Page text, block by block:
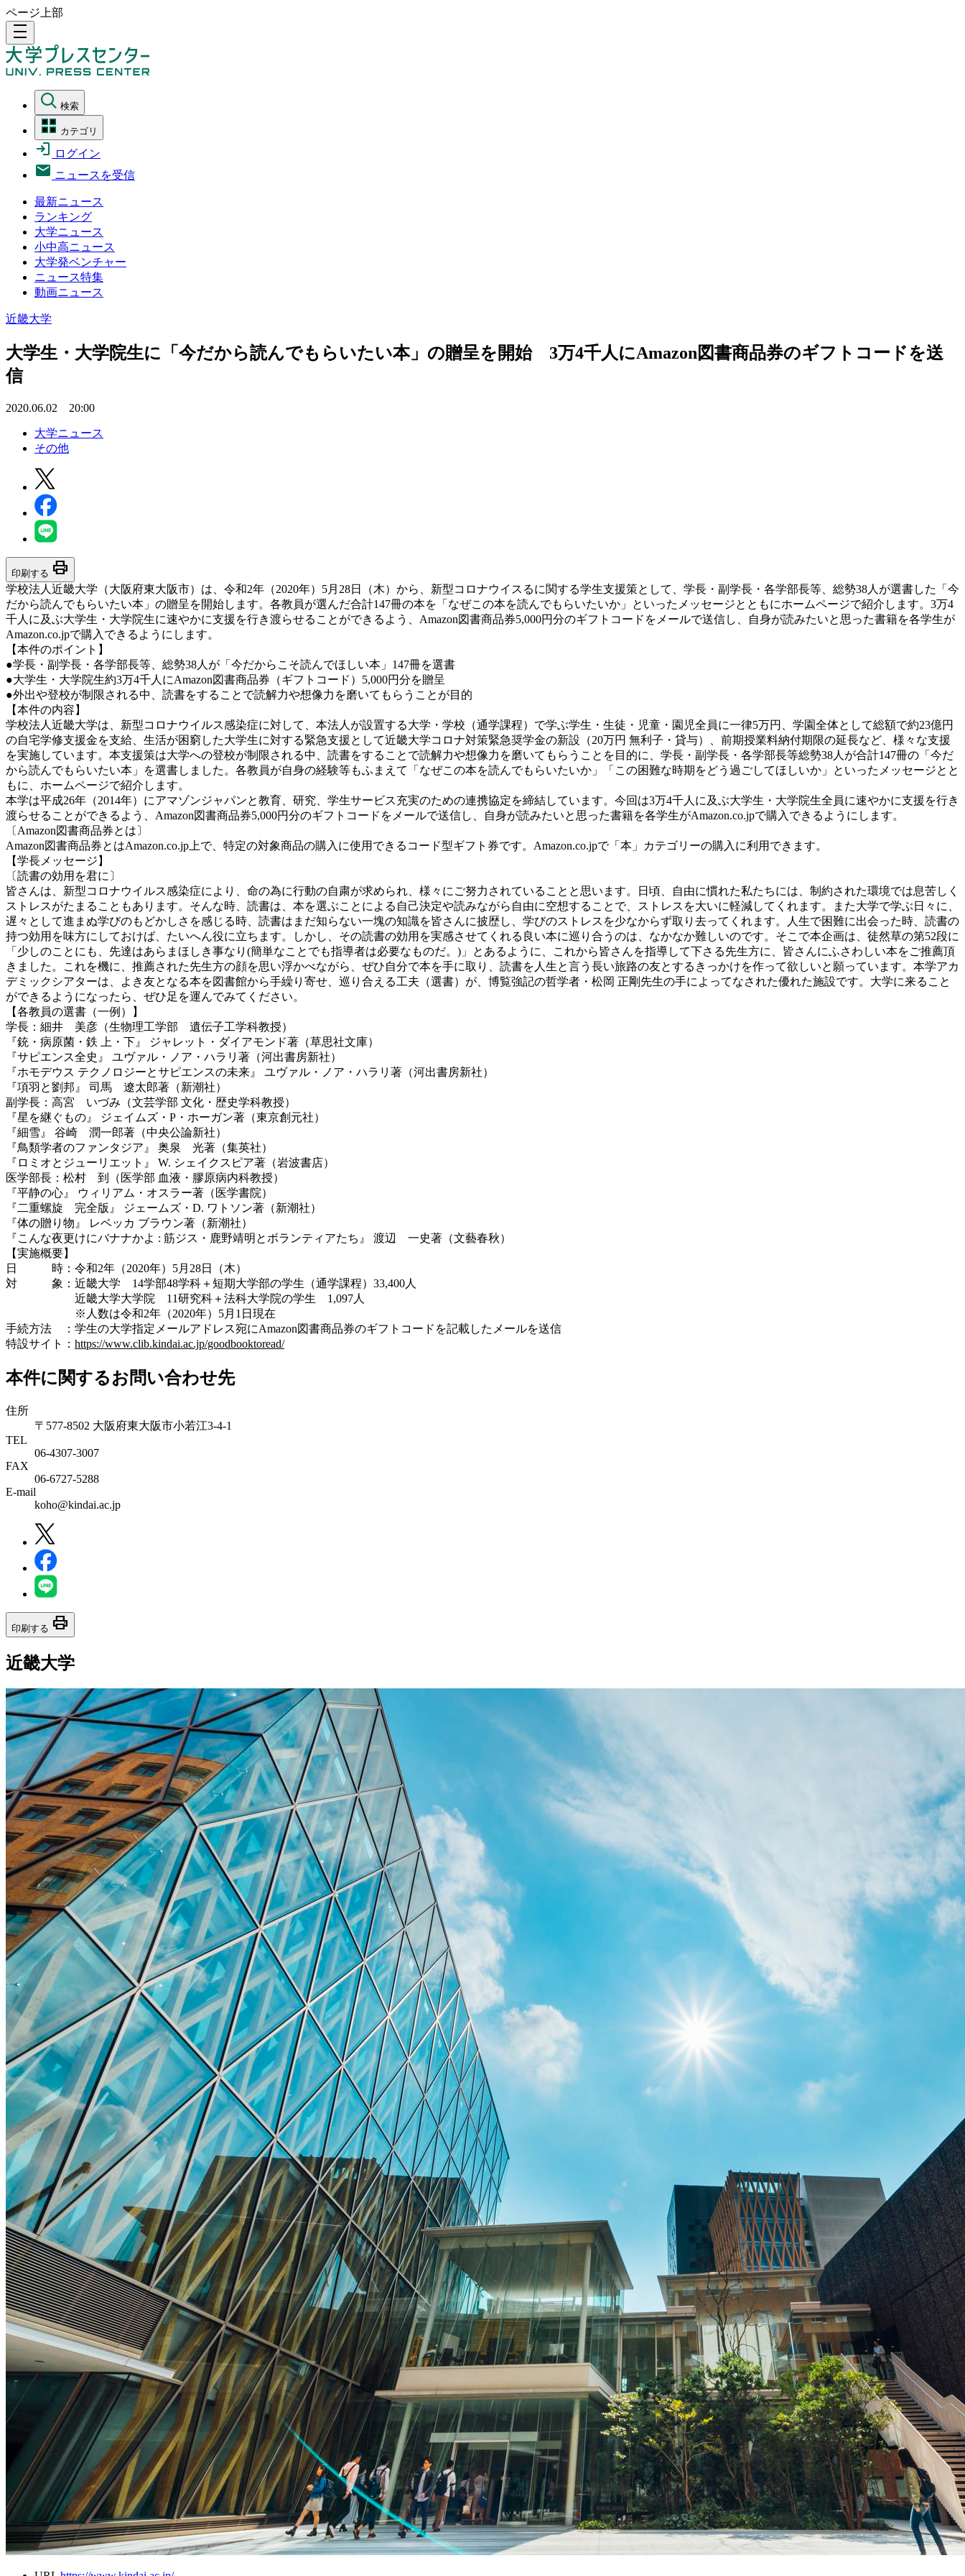
ページ上部
density_medium
検索
カテゴリ
ログイン
ニュースを受信
最新ニュース
ランキング
大学ニュース
小中高ニュース
大学発ベンチャー
ニュース特集
動画ニュース
近畿大学
大学生・大学院生に「今だから読んでもらいたい本」の贈呈を開始 3万4千人にAmazon図書商品券のギフトコードを送
信
2020.06.02 20:00
大学ニュース
その他
印刷する print
学校法人近畿大学（大阪府東大阪市）は、令和2年（2020年）5月28日（木）から、新型コロナウイスるに関する学生支援策として、学長・副学長・各学部長等、総勢38人が選書した「今
だから読んでもらいたい本」の贈呈を開始します。各教員が選んだ合計147冊の本を「なぜこの本を読んでもらいたいか」といったメッセージとともにホームページで紹介します。3万4
千人に及ぶ大学生・大学院生に速やかに支援を行き渡らせることができるよう、Amazon図書商品券5,000円分のギフトコードをメールで送信し、自身が読みたいと思った書籍を各学生が
Amazon.co.jpで購入できるようにします。
【本件のポイント】
●学長・副学長・各学部長等、総勢38人が「今だからこそ読んでほしい本」147冊を選書
●大学生・大学院生約3万4千人にAmazon図書商品券（ギフトコード）5,000円分を贈呈
●外出や登校が制限される中、読書をすることで読解力や想像力を磨いてもらうことが目的
【本件の内容】
学校法人近畿大学は、新型コロナウイルス感染症に対して、本法人が設置する大学・学校（通学課程）で学ぶ学生・生徒・児童・園児全員に一律5万円、学園全体として総額で約23億円
の自宅学修支援金を支給、生活が困窮した大学生に対する緊急支援として近畿大学コロナ対策緊急奨学金の新設（20万円 無利子・貸与）、前期授業料納付期限の延長など、様々な支援
を実施しています。本支援策は大学への登校が制限される中、読書をすることで読解力や想像力を磨いてもらうことを目的に、学長・副学長・各学部長等総勢38人が合計147冊の「今だ
から読んでもらいたい本」を選書しました。各教員が自身の経験等もふまえて「なぜこの本を読んでもらいたいか」「この困難な時期をどう過ごしてほしいか」といったメッセージとと
もに、ホームページで紹介します。
本学は平成26年（2014年）にアマゾンジャパンと教育、研究、学生サービス充実のための連携協定を締結しています。今回は3万4千人に及ぶ大学生・大学院生全員に速やかに支援を行き
渡らせることができるよう、Amazon図書商品券5,000円分のギフトコードをメールで送信し、自身が読みたいと思った書籍を各学生がAmazon.co.jpで購入できるようにします。
〔Amazon図書商品券とは〕
Amazon図書商品券とはAmazon.co.jp上で、特定の対象商品の購入に使用できるコード型ギフト券です。Amazon.co.jpで「本」カテゴリーの購入に利用できます。
【学長メッセージ】
〔読書の効用を君に〕
皆さんは、新型コロナウイルス感染症により、命の為に行動の自粛が求められ、様々にご努力されていることと思います。日頃、自由に慣れた私たちには、制約された環境では息苦しく
ストレスがたまることもあります。そんな時、読書は、本を選ぶことによる自己決定や読みながら自由に空想することで、ストレスを大いに軽減してくれます。また大学で学ぶ日々に、
遅々として進まぬ学びのもどかしさを感じる時、読書はまだ知らない一塊の知識を皆さんに披歴し、学びのストレスを少なからず取り去ってくれます。人生で困難に出会った時、読書の
持つ効用を味方にしておけば、たいへん役に立ちます。しかし、その読書の効用を実感させてくれる良い本に巡り合うのは、なかなか難しいのです。そこで本企画は、徒然草の第52段に
「少しのことにも、先達はあらまほしき事なり(簡単なことでも指導者は必要なものだ。)」とあるように、これから皆さんを指導して下さる先生方に、皆さんにふさわしい本をご推薦頂
きました。これを機に、推薦された先生方の顔を思い浮かべながら、ぜひ自分で本を手に取り、読書を人生と言う長い旅路の友とするきっかけを作って欲しいと願っています。本学アカ
デミックシアターは、よき友となる本を図書館から手繰り寄せ、巡り合える工夫（選書）が、博覧強記の哲学者・松岡 正剛先生の手によってなされた優れた施設です。大学に来ること
ができるようになったら、ぜひ足を運んでみてください。
【各教員の選書（一例）】
学長：細井 美彦（生物理工学部 遺伝子工学科教授）
『銃・病原菌・鉄 上・下』 ジャレット・ダイアモンド著（草思社文庫）
『サピエンス全史』 ユヴァル・ノア・ハラリ著（河出書房新社）
『ホモデウス テクノロジーとサピエンスの未来』 ユヴァル・ノア・ハラリ著（河出書房新社）
『項羽と劉邦』 司馬 遼太郎著（新潮社）
副学長：高宮 いづみ（文芸学部 文化・歴史学科教授）
『星を継ぐもの』 ジェイムズ・P・ホーガン著（東京創元社）
『細雪』 谷崎 潤一郎著（中央公論新社）
『鳥類学者のファンタジア』 奥泉 光著（集英社）
『ロミオとジューリエット』 W. シェイクスピア著（岩波書店）
医学部長：松村 到（医学部 血液・膠原病内科教授）
『平静の心』 ウィリアム・オスラー著（医学書院）
『二重螺旋 完全版』 ジェームズ・D. ワトソン著（新潮社）
『体の贈り物』 レベッカ ブラウン著（新潮社）
『こんな夜更けにバナナかよ : 筋ジス・鹿野靖明とボランティアたち』 渡辺 一史著（文藝春秋）
【実施概要】
日 時：令和2年（2020年）5月28日（木）
対 象：近畿大学 14学部48学科＋短期大学部の学生（通学課程）33,400人
近畿大学大学院 11研究科＋法科大学院の学生 1,097人
※人数は令和2年（2020年）5月1日現在
手続方法 ：学生の大学指定メールアドレス宛にAmazon図書商品券のギフトコードを記載したメールを送信
特設サイト： https://www.clib.kindai.ac.jp/goodbooktoread/
本件に関するお問い合わせ先
住所
〒577-8502 大阪府東大阪市小若江3-4-1
TEL
06‐4307‐3007
FAX
06‐6727‐5288
E-mail
koho@kindai.ac.jp
印刷する print
近畿大学